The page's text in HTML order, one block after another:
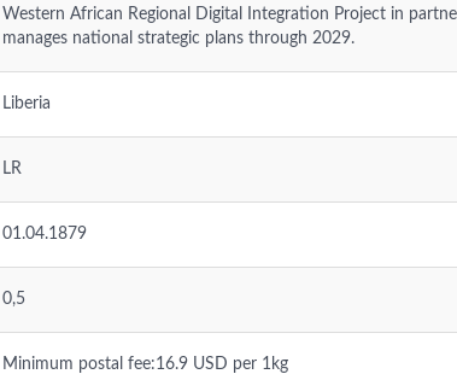
Western African Regional Digital Integration Project in
manages national strategic plans through 2029.
Liberia
LR
01.04.1879
0,5
Minimum postal fee:16.9 USD per 1kg